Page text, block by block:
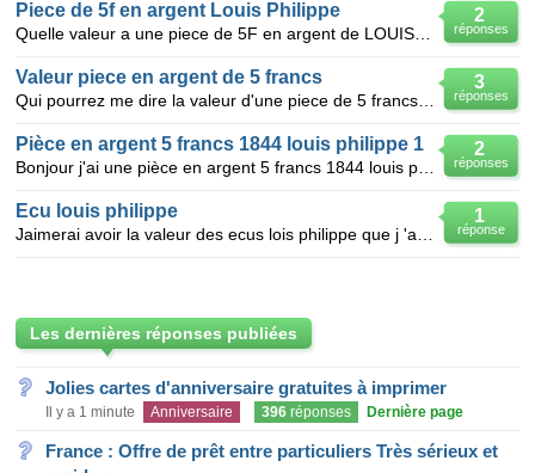
2
réponses
Piece de 5f en argent Louis Philippe
3
réponses
Valeur piece en argent de 5 francs
2
réponses
Pièce en argent 5 francs 1844 louis philippe 1
1
réponse
Ecu louis philippe
Les dernières réponses publiées
Jolies cartes d'anniversaire gratuites à imprimer
Il y a 1 minute Anniversaire 396 réponses Dernière page
France : Offre de prêt entre particuliers Très sérieux et